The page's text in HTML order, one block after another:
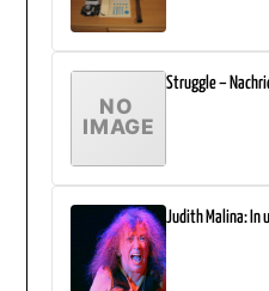
Struggle –
Judith Malina: In